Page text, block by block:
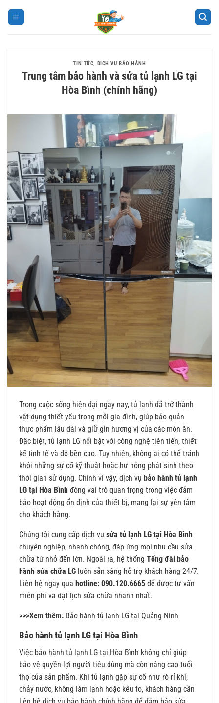
TIN TỨC, DỊCH VỤ BẢO HÀNH
Trung tâm bảo hành và sửa tủ lạnh LG tại
Hòa Bình (chính hãng)
Trong cuộc sống hiện đại ngày nay, tủ lạnh đã trở thành
vật dụng thiết yếu trong mỗi gia đình, giúp bảo quản
thực phẩm lâu dài và giữ gìn hương vị của các món ăn.
Đặc biệt, tủ lạnh LG nổi bật với công nghệ tiên tiến, thiết
kế tinh tế và độ bền cao. Tuy nhiên, không ai có thể tránh
khỏi những sự cố kỹ thuật hoặc hư hỏng phát sinh theo
thời gian sử dụng. Chính vì vậy, dịch vụ bảo hành tủ lạnh
LG tại Hòa Bình đóng vai trò quan trọng trong việc đảm
bảo hoạt động ổn định của thiết bị, mang lại sự yên tâm
cho khách hàng.
Chúng tôi cung cấp dịch vụ sửa tủ lạnh LG tại Hòa Bình
chuyên nghiệp, nhanh chóng, đáp ứng mọi nhu cầu sửa
chữa từ nhỏ đến lớn. Ngoài ra, hệ thống Tổng đài bảo
hành sửa chữa LG luôn sẵn sàng hỗ trợ khách hàng 24/7.
Liên hệ ngay qua hotline: 090.120.6665 để được tư vấn
miễn phí và đặt lịch sửa chữa nhanh nhất.
>>>Xem thêm: Bảo hành tủ lạnh LG tại Quảng Ninh
Bảo hành tủ lạnh LG tại Hòa Bình
Việc bảo hành tủ lạnh LG tại Hòa Bình không chỉ giúp
bảo vệ quyền lợi người tiêu dùng mà còn nâng cao tuổi
thọ của sản phẩm. Khi tủ lạnh gặp sự cố như rò rỉ khí,
chảy nước, không làm lạnh hoặc kêu to, khách hàng cần